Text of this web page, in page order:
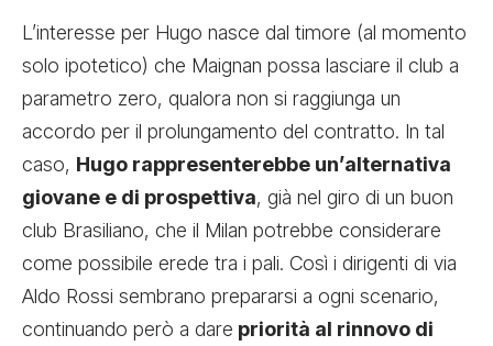
L’interesse per Hugo nasce dal timore (al momento
solo ipotetico) che Maignan possa lasciare il club a
parametro zero, qualora non si raggiunga un
accordo per il prolungamento del contratto. In tal
caso, Hugo rappresenterebbe un’alternativa
giovane e di prospettiva, già nel giro di un buon
club Brasiliano, che il Milan potrebbe considerare
come possibile erede tra i pali. Così i dirigenti di via
Aldo Rossi sembrano prepararsi a ogni scenario,
continuando però a dare priorità al rinnovo di